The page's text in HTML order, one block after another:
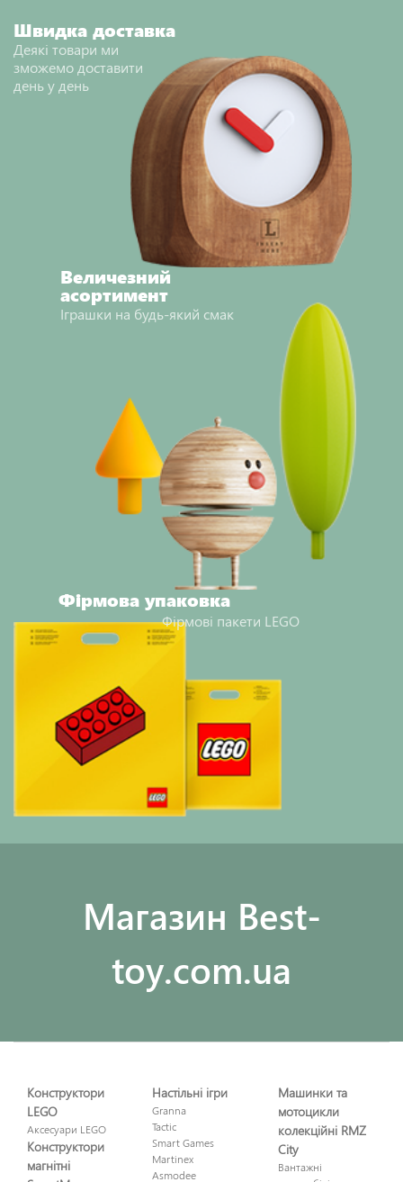
Швидка доставка
Деякі товари ми
зможемо доставити
день у день
Величезний
асортимент
Іграшки на будь-який смак
Фірмова упаковка
Фірмові пакети LEGO
Maгазин Best-
toy.com.ua
Конструктори
LEGO
Аксесуари LEGO
Конструктори
магнітні
Настільні ігри
Granna
Tactic
Smart Games
Martinex
Asmodee
Машинки та
мотоцикли
колекційні RMZ
City
Вантажні